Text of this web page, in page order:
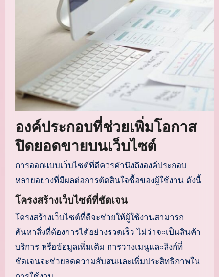
องค์ประกอบที่ช่วยเพิ่มโอกาส
ปิดยอดขายบนเว็บไซต์
การออกแบบเว็บไซต์ที่ดีควรคำนึงถึงองค์ประกอบ
หลายอย่างที่มีผลต่อการตัดสินใจซื้อของผู้ใช้งาน ดังนี้
โครงสร้างเว็บไซต์ที่ชัดเจน
โครงสร้างเว็บไซต์ที่ดีจะช่วยให้ผู้ใช้งานสามารถ
ค้นหาสิ่งที่ต้องการได้อย่างรวดเร็ว ไม่ว่าจะเป็นสินค้า
บริการ หรือข้อมูลเพิ่มเติม การวางเมนูและลิงก์ที่
ชัดเจนจะช่วยลดความสับสนและเพิ่มประสิทธิภาพใน